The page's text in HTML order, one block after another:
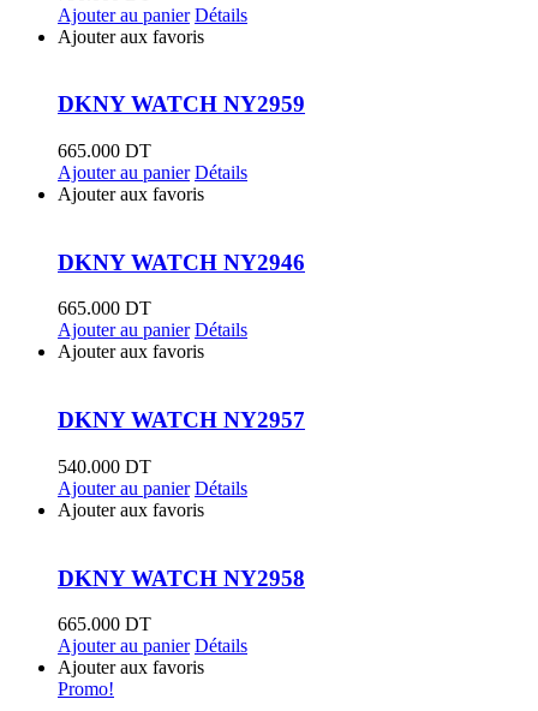
Ajouter au panier Détails
Ajouter aux favoris
DKNY WATCH NY2959
665.000 DT
Ajouter au panier Détails
Ajouter aux favoris
DKNY WATCH NY2946
665.000 DT
Ajouter au panier Détails
Ajouter aux favoris
DKNY WATCH NY2957
540.000 DT
Ajouter au panier Détails
Ajouter aux favoris
DKNY WATCH NY2958
665.000 DT
Ajouter au panier Détails
Ajouter aux favoris
Promo!